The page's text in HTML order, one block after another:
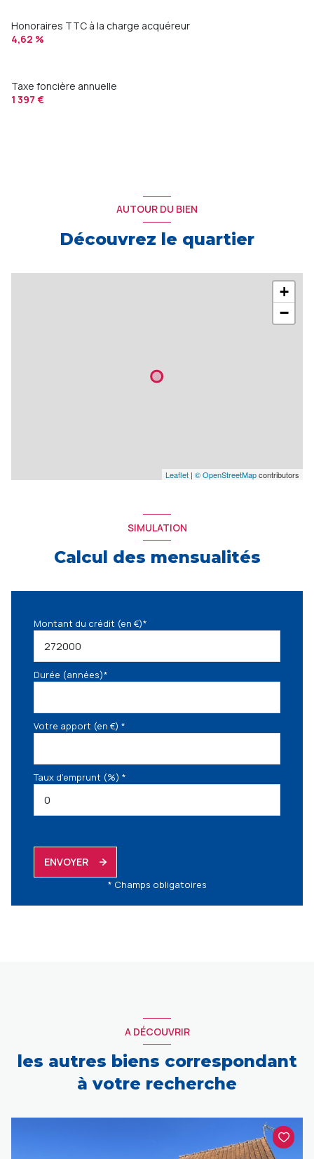
Honoraires TTC à la charge acquéreur
4,62 %
Taxe foncière annuelle
1 397 €
AUTOUR DU BIEN
Découvrez le quartier
+
−
Leaflet | © OpenStreetMapcontributors
SIMULATION
Calcul des mensualités
Montant du crédit (en €)*
Durée (années)*
Votre apport (en €) *
Taux d'emprunt (%) *
ENVOYER
* Champs obligatoires
A DÉCOUVRIR
les autres biens correspondant
à votre recherche